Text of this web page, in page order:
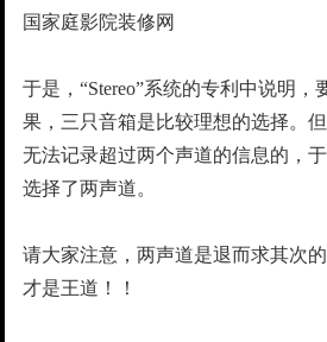
国家庭影院装修网
于是，“Stereo”系统的专利中说明，
果，三只音箱是比较理想的选择。
无法记录超过两个声道的信息的，
选择了两声道。
请大家注意，两声道是退而求其次
才是王道！！